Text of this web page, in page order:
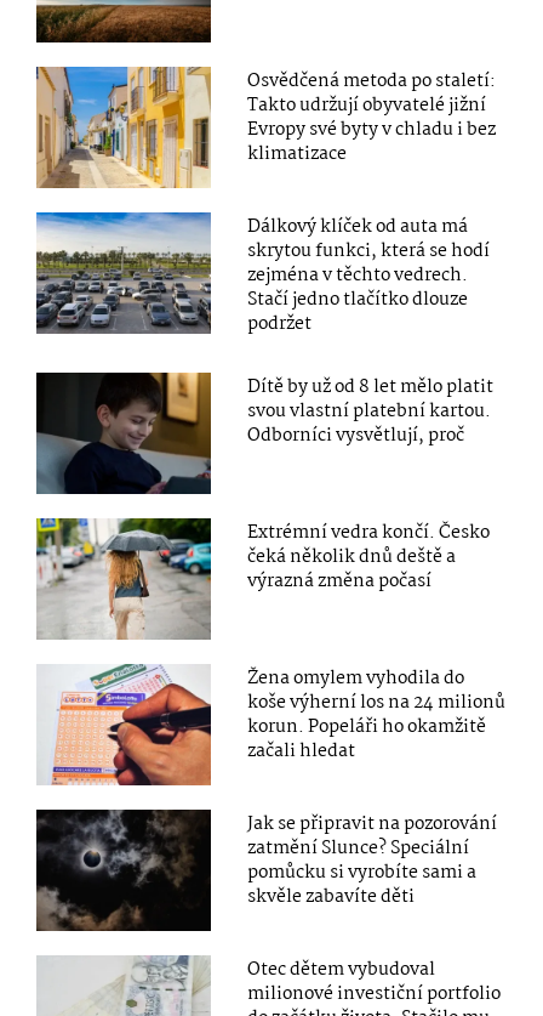
Osvědčená metoda po staletí:
Takto udržují obyvatelé jižní
Evropy své byty v chladu i bez
klimatizace
Dálkový klíček od auta má
skrytou funkci, která se hodí
zejména v těchto vedrech.
Stačí jedno tlačítko dlouze
podržet
Dítě by už od 8 let mělo platit
svou vlastní platební kartou.
Odborníci vysvětlují, proč
Extrémní vedra končí. Česko
čeká několik dnů deště a
výrazná změna počasí
Žena omylem vyhodila do
koše výherní los na 24 milionů
korun. Popeláři ho okamžitě
začali hledat
Jak se připravit na pozorování
zatmění Slunce? Speciální
pomůcku si vyrobíte sami a
skvěle zabavíte děti
Otec dětem vybudoval
milionové investiční portfolio